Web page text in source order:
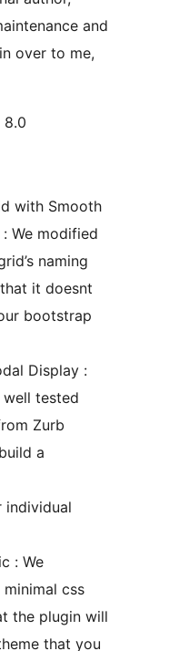
and
over to me,
8.0
with Smooth
We modified
naming
it doesnt
bootstrap
Display :
well tested
Zurb
a
individual
: We
css
the plugin will
that you